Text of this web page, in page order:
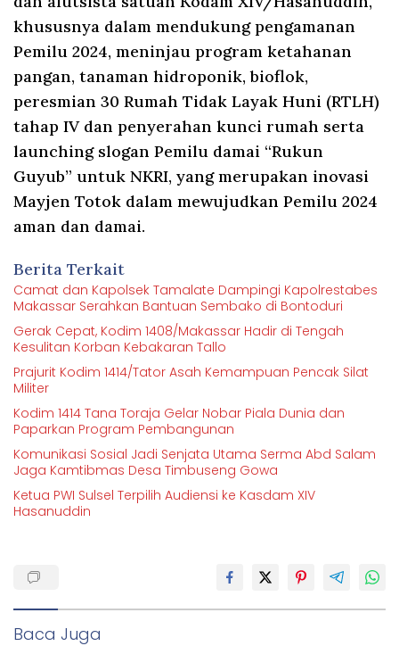
khususnya dalam mendukung pengamanan
Pemilu 2024, meninjau program ketahanan
pangan, tanaman hidroponik, bioflok,
peresmian 30 Rumah Tidak Layak Huni (RTLH)
tahap IV dan penyerahan kunci rumah serta
launching slogan Pemilu damai “Rukun
Guyub” untuk NKRI, yang merupakan inovasi
Mayjen Totok dalam mewujudkan Pemilu 2024
aman dan damai.
Berita Terkait
Camat dan Kapolsek Tamalate Dampingi Kapolrestabes
Makassar Serahkan Bantuan Sembako di Bontoduri
Gerak Cepat, Kodim 1408/Makassar Hadir di Tengah
Kesulitan Korban Kebakaran Tallo
Prajurit Kodim 1414/Tator Asah Kemampuan Pencak Silat
Militer
Kodim 1414 Tana Toraja Gelar Nobar Piala Dunia dan
Paparkan Program Pembangunan
Komunikasi Sosial Jadi Senjata Utama Serma Abd Salam
Jaga Kamtibmas Desa Timbuseng Gowa
Ketua PWI Sulsel Terpilih Audiensi ke Kasdam XIV
Hasanuddin
Baca Juga